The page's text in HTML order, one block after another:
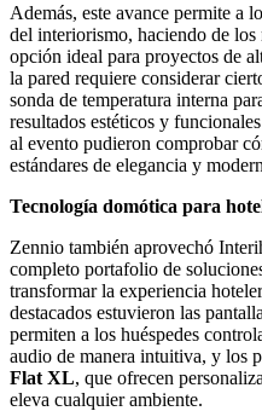
Además, este avance permite a
del interiorismo, haciendo de los
opción ideal para proyectos de
la pared requiere considerar
sonda de temperatura interna
resultados estéticos y
al evento pudieron comprobar
estándares de elegancia y
Tecnología domótica para
Zennio también aprovechó
completo portafolio de
transformar la experiencia
destacados estuvieron las
permiten a los huéspedes
audio de manera intuitiva, y los
Flat XL, que ofrecen
eleva cualquier ambiente.